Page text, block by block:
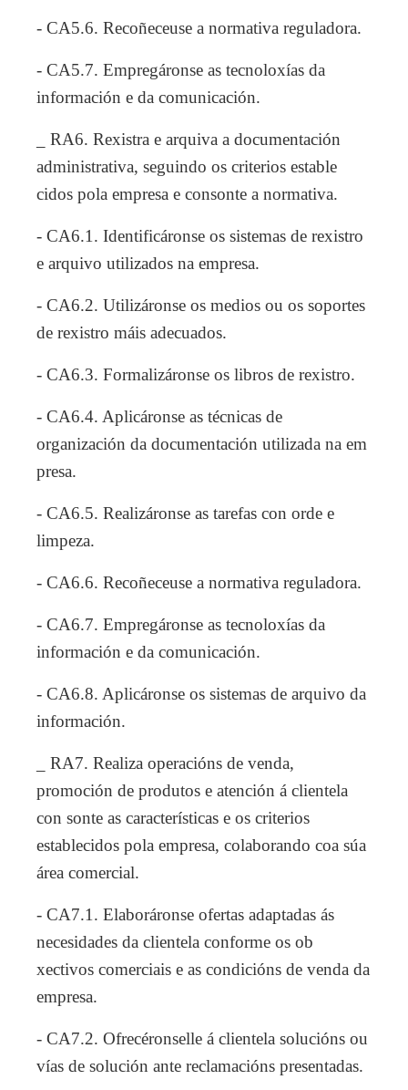
- CA5.6. Recoñeceuse a normativa reguladora.
- CA5.7. Empregáronse as tecnoloxías da
información e da comunicación.
_ RA6. Rexistra e arquiva a documentación
administrativa, seguindo os criterios estable
cidos pola empresa e consonte a normativa.
- CA6.1. Identificáronse os sistemas de rexistro
e arquivo utilizados na empresa.
- CA6.2. Utilizáronse os medios ou os soportes
de rexistro máis adecuados.
- CA6.3. Formalizáronse os libros de rexistro.
- CA6.4. Aplicáronse as técnicas de
organización da documentación utilizada na em
presa.
- CA6.5. Realizáronse as tarefas con orde e
limpeza.
- CA6.6. Recoñeceuse a normativa reguladora.
- CA6.7. Empregáronse as tecnoloxías da
información e da comunicación.
- CA6.8. Aplicáronse os sistemas de arquivo da
información.
_ RA7. Realiza operacións de venda,
promoción de produtos e atención á clientela
con sonte as características e os criterios
establecidos pola empresa, colaborando coa súa
área comercial.
- CA7.1. Elaboráronse ofertas adaptadas ás
necesidades da clientela conforme os ob
xectivos comerciais e as condicións de venda da
empresa.
- CA7.2. Ofrecéronselle á clientela solucións ou
vías de solución ante reclamacións presentadas.